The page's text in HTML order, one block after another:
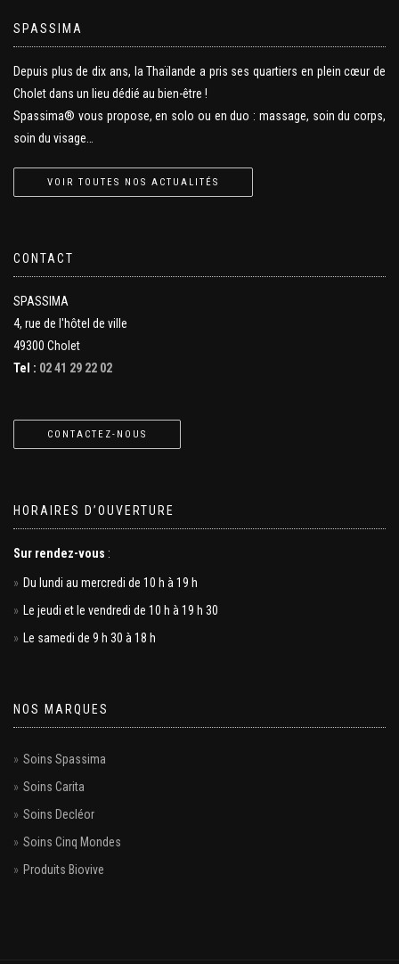
SPASSIMA
Depuis plus de dix ans, la Thaïlande a pris ses quartiers en plein cœur de
Cholet dans un lieu dédié au bien-être !
Spassima® vous propose, en solo ou en duo : massage, soin du corps,
soin du visage…
VOIR TOUTES NOS ACTUALITÉS
CONTACT
SPASSIMA
4, rue de l'hôtel de ville
49300 Cholet
Tel : 02 41 29 22 02
CONTACTEZ-NOUS
HORAIRES D’OUVERTURE
Sur rendez-vous :
Du lundi au mercredi de 10 h à 19 h
Le jeudi et le vendredi de 10 h à 19 h 30
Le samedi de 9 h 30 à 18 h
NOS MARQUES
Soins Spassima
Soins Carita
Soins Decléor
Soins Cinq Mondes
Produits Biovive